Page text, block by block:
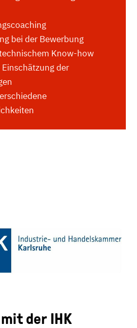
bei der Bewerbung
Know-how
der
der IHK